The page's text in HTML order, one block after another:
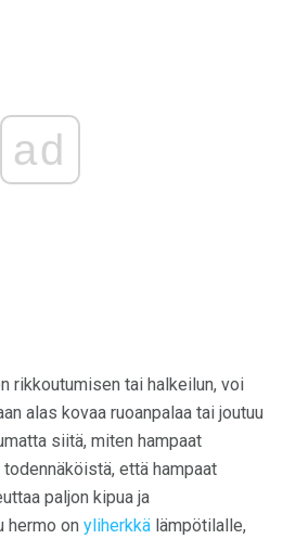
ad
rikkoutumisen tai halkeilun, voi
alas kovaa ruoanpalaa tai joutuu
siitä, miten hampaat
todennäköistä, että hampaat
paljon kipua ja
hermo on yliherkkä lämpötilalle,